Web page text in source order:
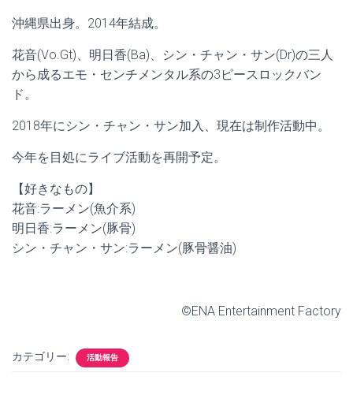
沖縄県出身。2014年結成。
花音(Vo.Gt)、明日香(Ba)、シン・チャン・サン(Dr)の三人
から成るエモ・センチメンタル系の3ピースロックバン
ド。
2018年にシン・チャン・サン加入、現在は制作活動中。
今年を目処にライブ活動を再開予定。
【好きなもの】
花音:ラーメン(魚介系)
明日香:ラーメン(豚骨)
シン・チャン・サン:ラーメン(豚骨醤油)
©ENA Entertainment Factory
カテゴリー: 活動報告